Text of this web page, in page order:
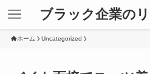
ブラック企業の
ホーム Uncategorized